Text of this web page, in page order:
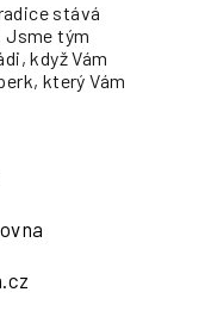
stává
Jsme tým
když Vám
který Vám